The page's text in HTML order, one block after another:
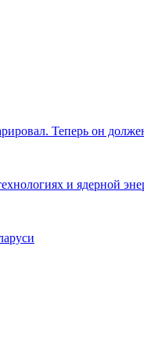
Теперь он
и ядерной